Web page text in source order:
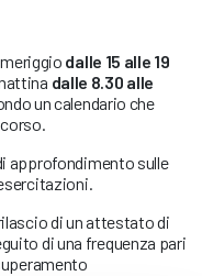
dalle 15 alle 19
dalle 8.30 alle
un calendario che
approfondimento sulle
di un attestato di
di una frequenza pari